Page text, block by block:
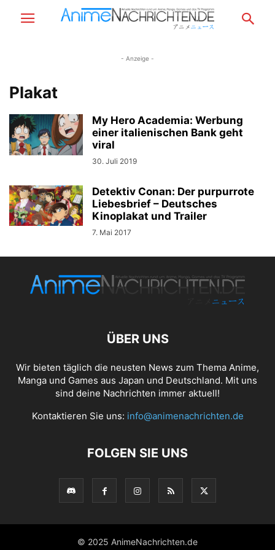
- Anzeige -
Plakat
My Hero Academia: Werbung
einer italienischen Bank geht
viral
30. Juli 2019
Detektiv Conan: Der purpurrote
Liebesbrief – Deutsches
Kinoplakat und Trailer
7. Mai 2017
ÜBER UNS
Wir bieten täglich die neusten News zum Thema Anime,
Manga und Games aus Japan und Deutschland. Mit uns
sind deine Nachrichten immer aktuell!
Kontaktieren Sie uns: info@animenachrichten.de
FOLGEN SIE UNS
© 2025 AnimeNachrichten.de